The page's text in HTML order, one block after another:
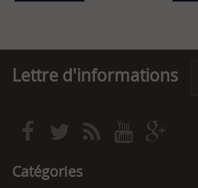
Lettre d'informations
Catégories